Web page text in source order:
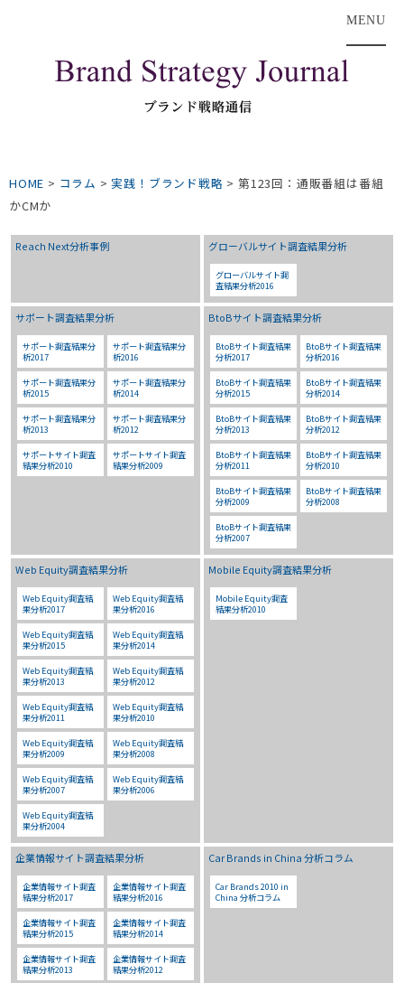
MENU
HOME > コラム >実践！ブランド戦略 >第123回：通販番組は番組
かCMか
Reach Next分析事例 グローバルサイト調査結果分析
グローバルサイト調
査結果分析2016
サポート調査結果分析
サポート調査結果分
析2017
サポート調査結果分
析2016
サポート調査結果分
析2015
サポート調査結果分
析2014
サポート調査結果分
析2013
サポート調査結果分
析2012
サポートサイト調査
結果分析2010
サポートサイト調査
結果分析2009
BtoBサイト調査結果分析
BtoBサイト調査結果
分析2017
BtoBサイト調査結果
分析2016
BtoBサイト調査結果
分析2015
BtoBサイト調査結果
分析2014
BtoBサイト調査結果
分析2013
BtoBサイト調査結果
分析2012
BtoBサイト調査結果
分析2011
BtoBサイト調査結果
分析2010
BtoBサイト調査結果
分析2009
BtoBサイト調査結果
分析2008
BtoBサイト調査結果
分析2007
Web Equity調査結果分析
Web Equity調査結
果分析2017
Web Equity調査結
果分析2016
Web Equity調査結
果分析2015
Web Equity調査結
果分析2014
Web Equity調査結
果分析2013
Web Equity調査結
果分析2012
Web Equity調査結
果分析2011
Web Equity調査結
果分析2010
Web Equity調査結
果分析2009
Web Equity調査結
果分析2008
Web Equity調査結
果分析2007
Web Equity調査結
果分析2006
Web Equity調査結
果分析2004
Mobile Equity調査結果分析
Mobile Equity調査
結果分析2010
企業情報サイト調査結果分析
企業情報サイト調査
結果分析2017
企業情報サイト調査
結果分析2016
企業情報サイト調査
結果分析2015
企業情報サイト調査
結果分析2014
企業情報サイト調査
結果分析2013
企業情報サイト調査
結果分析2012
Car Brands in China 分析コラム
Car Brands 2010 in
China 分析コラム